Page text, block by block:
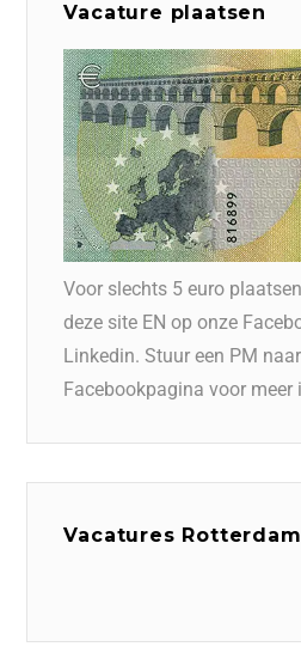
Vacature plaatsen
Voor slechts 5 euro
deze site EN op onze
Linkedin. Stuur een PM
Facebookpagina voor meer
Vacatures